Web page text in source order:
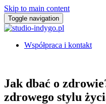
Skip to main content
Toggle navigation
Współpraca i kontakt
Jak dbać o
zdrowego stylu